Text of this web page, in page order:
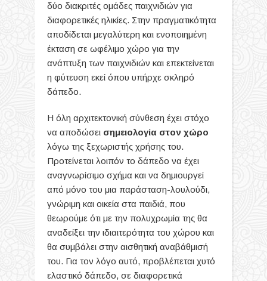
δύο διακριτές ομάδες παιχνιδιών για
διαφορετικές ηλικίες. Στην πραγματικότητα
αποδίδεται μεγαλύτερη και ενοποιημένη
έκταση σε ωφέλιμο χώρο για την
ανάπτυξη των παιχνιδιών και επεκτείνεται
η φύτευση εκεί όπου υπήρχε σκληρό
δάπεδο.
Η όλη αρχιτεκτονική σύνθεση έχει στόχο
να αποδώσει σημειολογία στον χώρο
λόγω της ξεχωριστής χρήσης του.
Προτείνεται λοιπόν το δάπεδο να έχει
αναγνωρίσιμο σχήμα και να δημιουργεί
από μόνο του μια παράσταση-λουλούδι,
γνώριμη και οικεία στα παιδιά, που
θεωρούμε ότι με την πολυχρωμία της θα
αναδείξει την ιδιαιτερότητα του χώρου και
θα συμβάλει στην αισθητική αναβάθμισή
του. Για τον λόγο αυτό, προβλέπεται χυτό
ελαστικό δάπεδο, σε διαφορετικά